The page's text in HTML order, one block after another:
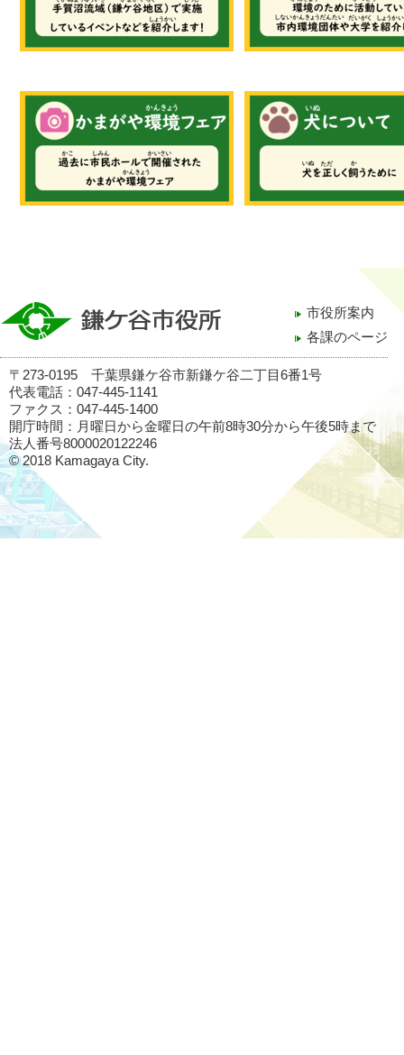
市役所案内
各課のページ
〒273-0195 千葉県鎌ケ谷市新鎌ケ谷二丁目6番1号
代表電話：047-445-1141
ファクス：047-445-1400
開庁時間：月曜日から金曜日の午前8時30分から午後5時まで
法人番号8000020122246
© 2018 Kamagaya City.